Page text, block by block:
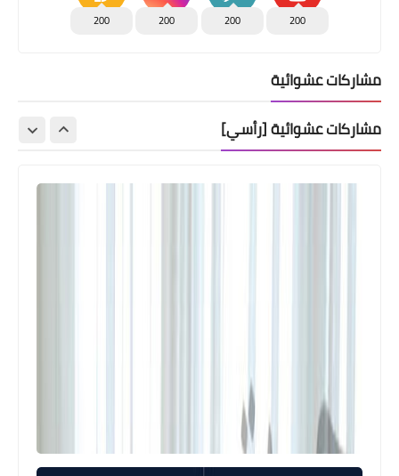
200
200
200
200
مشاركات عشوائية
مشاركات عشوائية [رأسي]
العاب